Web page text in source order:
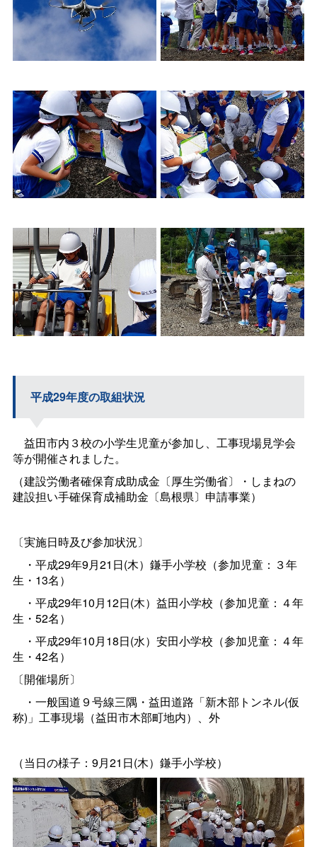
平成29年度の取組状況
益田市内３校の小学生児童が参加し、工事現場見学会
等が開催されました。
（建設労働者確保育成助成金〔厚生労働省〕・しまねの
建設担い手確保育成補助金〔島根県〕申請事業）
〔実施日時及び参加状況〕
・平成29年9月21日(木）鎌手小学校（参加児童：３年
生・13名）
・平成29年10月12日(木）益田小学校（参加児童：４年
生・52名）
・平成29年10月18日(水）安田小学校（参加児童：４年
生・42名）
〔開催場所〕
・一般国道９号線三隅・益田道路「新木部トンネル(仮
称)」工事現場（益田市木部町地内）、外
（当日の様子：9月21日(木）鎌手小学校）